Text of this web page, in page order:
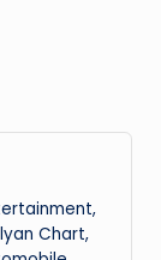
Chart,